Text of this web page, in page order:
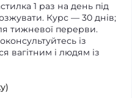
1 раз на день під
Курс — 30 днів;
тижневої перерви.
із
вагітним і людям із